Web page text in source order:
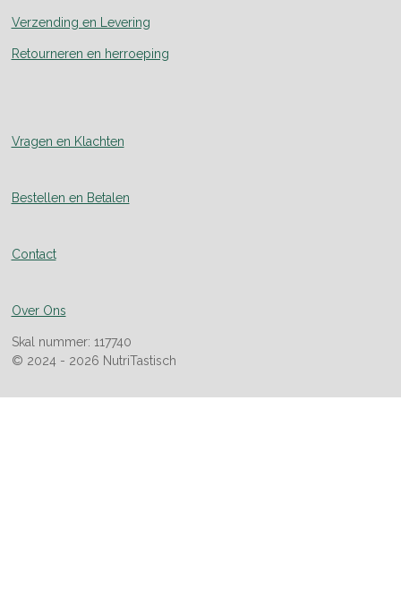
Verzending en Levering
Retourneren en herroeping
Vragen en Klachten
Bestellen en Betalen
Contact
Over Ons
Skal nummer: 117740
© 2024 - 2026 NutriTastisch